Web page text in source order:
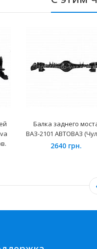
Балка заднего
ВАЗ-2101 АВТОВАЗ
2640 грн.